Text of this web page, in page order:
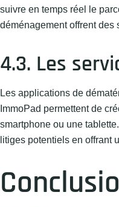
suivre en temps réel le
déménagement offrent des
4.3. Les
Les applications de
ImmoPad permettent de
smartphone ou une
litiges potentiels en offrant